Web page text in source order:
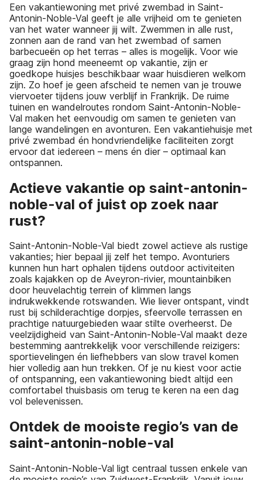
Een vakantiewoning met privé zwembad in Saint-
Antonin-Noble-Val geeft je alle vrijheid om te genieten
van het water wanneer jij wilt. Zwemmen in alle rust,
zonnen aan de rand van het zwembad of samen
barbecueën op het terras – alles is mogelijk. Voor wie
graag zijn hond meeneemt op vakantie, zijn er
goedkope huisjes beschikbaar waar huisdieren welkom
zijn. Zo hoef je geen afscheid te nemen van je trouwe
viervoeter tijdens jouw verblijf in Frankrijk. De ruime
tuinen en wandelroutes rondom Saint-Antonin-Noble-
Val maken het eenvoudig om samen te genieten van
lange wandelingen en avonturen. Een vakantiehuisje met
privé zwembad én hondvriendelijke faciliteiten zorgt
ervoor dat iedereen – mens én dier – optimaal kan
ontspannen.
Actieve vakantie op saint-antonin-
noble-val of juist op zoek naar
rust?
Saint-Antonin-Noble-Val biedt zowel actieve als rustige
vakanties; hier bepaal jij zelf het tempo. Avonturiers
kunnen hun hart ophalen tijdens outdoor activiteiten
zoals kajakken op de Aveyron-rivier, mountainbiken
door heuvelachtig terrein of klimmen langs
indrukwekkende rotswanden. Wie liever ontspant, vindt
rust bij schilderachtige dorpjes, sfeervolle terrassen en
prachtige natuurgebieden waar stilte overheerst. De
veelzijdigheid van Saint-Antonin-Noble-Val maakt deze
bestemming aantrekkelijk voor verschillende reizigers:
sportievelingen én liefhebbers van slow travel komen
hier volledig aan hun trekken. Of je nu kiest voor actie
of ontspanning, een vakantiewoning biedt altijd een
comfortabel thuisbasis om terug te keren na een dag
vol belevenissen.
Ontdek de mooiste regio’s van de
saint-antonin-noble-val
Saint-Antonin-Noble-Val ligt centraal tussen enkele van